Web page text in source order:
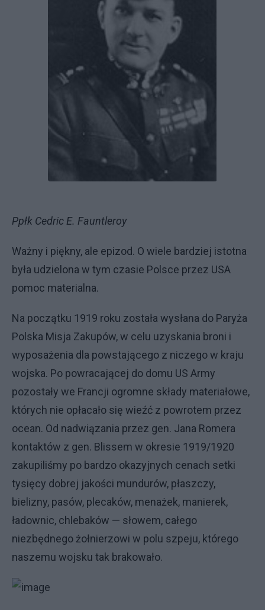
Ppłk Cedric E. Fauntleroy
Ważny i piękny, ale epizod. O wiele bardziej istotna
była udzielona w tym czasie Polsce przez USA
pomoc materialna.
Na początku 1919 roku została wysłana do Paryża
Polska Misja Zakupów, w celu uzyskania broni i
wyposażenia dla powstającego z niczego w kraju
wojska. Po powracającej do domu US Army
pozostały we Francji ogromne składy materiałowe,
których nie opłacało się wieźć z powrotem przez
ocean. Od nadwiązania przez gen. Jana Romera
kontaktów z gen. Blissem w okresie 1919/1920
zakupiliśmy po bardzo okazyjnych cenach setki
tysięcy dobrej jakości mundurów, płaszczy,
bielizny, pasów, plecaków, menażek, manierek,
ładownic, chlebaków — słowem, całego
niezbędnego żołnierzowi w polu szpeju, którego
naszemu wojsku tak brakowało.